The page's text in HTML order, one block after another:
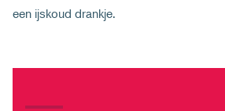
een ijskoud drankje.